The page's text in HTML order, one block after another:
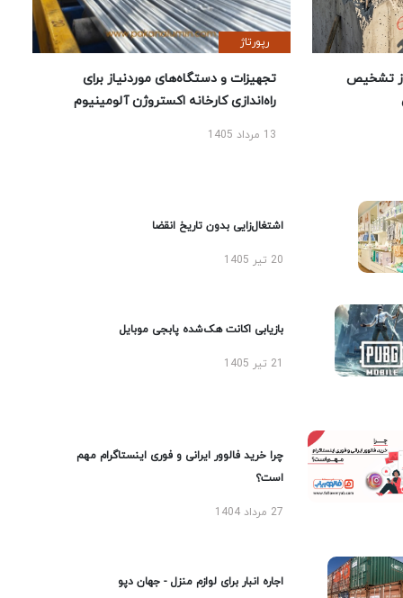
تشخیص
رپورتاژ
تجهیزات و دستگاه‌های موردنیاز برای
راه‌اندازی کارخانه اکستروژن آلومینیوم
13 مرداد 1405
اشتغال‌زایی بدون تاریخ انقضا
20 تیر 1405
بازیابی اکانت هک‌شده پابجی موبایل
چرا خرید فالوور ایرانی و فوری اینستاگرام مهم
است؟
27 مرداد 1404
اجاره انبار برای لوازم منزل - جهان دپو